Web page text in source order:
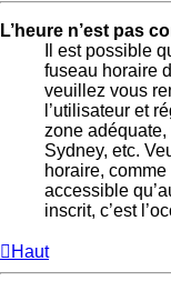
L’heure n’est pas
Il est possible
fuseau horaire
veuillez vous
l’utilisateur et
zone
Sydney, etc.
horaire,
accessible
inscrit, c’est
Haut